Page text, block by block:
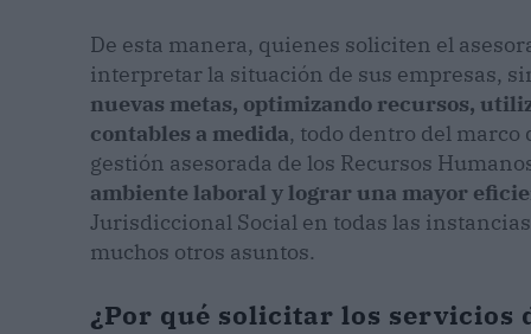
De esta manera, quienes soliciten el
interpretar la situación de sus empresas,
nuevas metas, optimizando recursos,
contables a medida, todo dentro del marco
gestión asesorada de los Recursos
ambiente laboral y lograr una mayor
Jurisdiccional Social en todas las
muchos otros asuntos.
¿Por qué solicitar los servicios